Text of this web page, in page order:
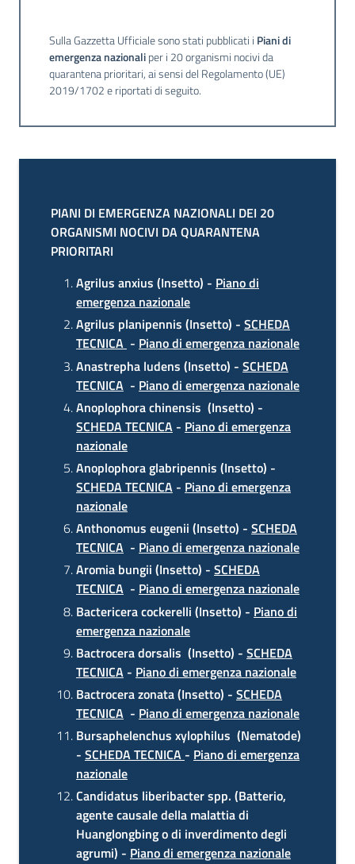
Seguici
Agricoltura,
caccia e
pesca
Leggi atti bandi
Piani programmi
Sulla Gazzetta Ufficiale sono stati pubblicati i Piani di
emergenza nazionaliper i 20 organismi nocivi da
quarantena prioritari, ai sensi del Regolamento (UE)
2019/1702 e riportati di seguito.
PIANI DI EMERGENZA NAZIONALI DEI 20
ORGANISMI NOCIVI DA QUARANTENA
PRIORITARI
Agrilus anxius (Insetto) - Piano di
emergenza nazionale
Agrilus planipennis (Insetto) - SCHEDA
TECNICA - Piano di emergenza nazionale
Anastrepha ludens (Insetto) - SCHEDA
TECNICA - Piano di emergenza nazionale
Anoplophora chinensis (Insetto) -
SCHEDA TECNICA - Piano di emergenza
nazionale
Anoplophora glabripennis (Insetto) -
SCHEDA TECNICA - Piano di emergenza
nazionale
Anthonomus eugenii (Insetto) - SCHEDA
TECNICA - Piano di emergenza nazionale
Aromia bungii (Insetto) - SCHEDA
TECNICA - Piano di emergenza nazionale
Bactericera cockerelli (Insetto) - Piano di
emergenza nazionale
Bactrocera dorsalis (Insetto) - SCHEDA
TECNICA - Piano di emergenza nazionale
Bactrocera zonata (Insetto) - SCHEDA
TECNICA - Piano di emergenza nazionale
Bursaphelenchus xylophilus (Nematode)
- SCHEDA TECNICA - Piano di emergenza
nazionale
Candidatus liberibacter spp. (Batterio,
agente causale della malattia di
Huanglongbing o di inverdimento degli
agrumi) - Piano di emergenza nazionale